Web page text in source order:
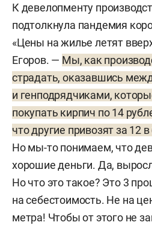
транспортная компания
созданная в 2009 году.
он взял в лизинг под
собственное и супруги и
Теперь в парке 200 машин,
3 тыс. кв. м площадей для
и обслуживания. В 2018-м
ю строчку в рейтинге 50
Зеленодольска. Тогда
госзаказы — в 2015–2017
пакет на 622 млн рублей.
обеспечило
К девелопменту
подтолкнула пандемия
«Цены на жилье летят
Егоров. — Мы, как
страдать, оказавшись
и генподрядчиками,
покупать кирпич по 14
что другие привозят за 12
Но мы-то понимаем, что
хорошие деньги. Да,
Но что это такое? Это 3
на себестоимость. Не на
метра! Чтобы от этого не